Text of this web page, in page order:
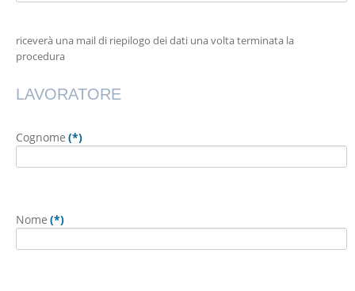
riceverà una mail di riepilogo dei dati una volta terminata la
procedura
LAVORATORE
Cognome (*)
Nome (*)